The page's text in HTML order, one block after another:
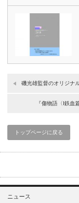
磯光雄監督のオリジナ
『傷物語〈I鉄血
トップページに戻る
ニュース